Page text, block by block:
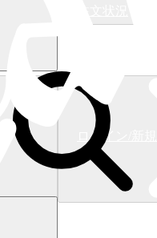
ログイン/新